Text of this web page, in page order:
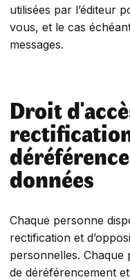
utilisées par l’éditeur
vous, et le cas
messages.
Droit
données
Chaque personne
rectification et
personnelles. Chaque
de déréférencement